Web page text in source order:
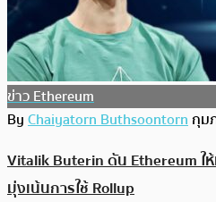
ข่าว Ethereum
ByChaiyatorn Buthsoontornกุม
Vitalik Buterin ดัน Ethereum ใ
มุ่งเน้นการใช้ Rollup